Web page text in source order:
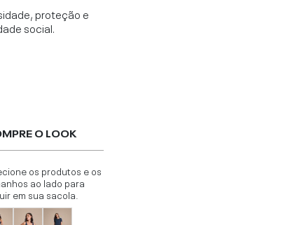
proteção e
social.
O LOOK
os produtos e os
ao lado para
em sua sacola.